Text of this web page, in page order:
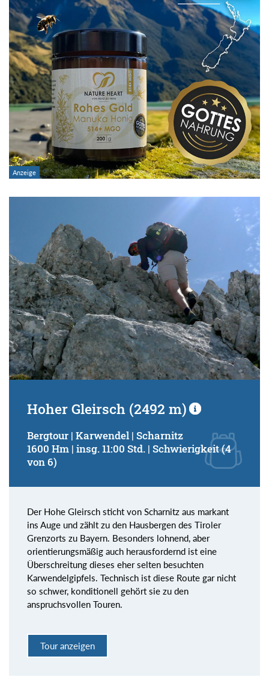
Hoher Gleirsch (2492 m)
Bergtour | Karwendel | Scharnitz
1600 Hm | insg. 11:00 Std. | Schwierigkeit (4
von 6)
Der Hohe Gleirsch sticht von Scharnitz aus markant
ins Auge und zählt zu den Hausbergen des Tiroler
Grenzorts zu Bayern. Besonders lohnend, aber
orientierungsmäßig auch herausfordernd ist eine
Überschreitung dieses eher selten besuchten
Karwendelgipfels. Technisch ist diese Route gar nicht
so schwer, konditionell gehört sie zu den
anspruchsvollen Touren.
Tour anzeigen